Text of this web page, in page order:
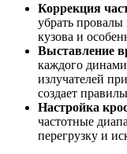
Коррекция
убрать
кузова и
Выставление
каждого
излучателей
создает
Настройка
частотные
перегрузку и